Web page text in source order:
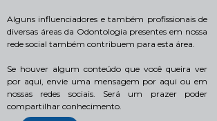
Alguns influenciadores e também profissionais de
diversas áreas da Odontologia presentes em nossa
rede social também contribuem para esta área.
Se houver algum conteúdo que você queira ver
por aqui, envie uma mensagem por aqui ou em
nossas redes sociais. Será um prazer poder
compartilhar conhecimento.